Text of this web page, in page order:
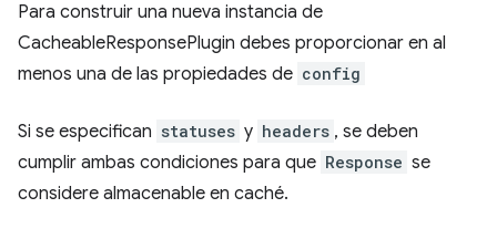
Para construir una nueva instancia de
CacheableResponsePlugin debes proporcionar en al
menos una de las propiedades de config
Si se especifican statuses y headers , se deben
cumplir ambas condiciones para que Response se
considere almacenable en caché.